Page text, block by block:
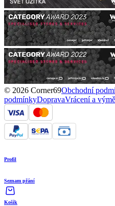
© 2026 Corner69Obchodní
podmínkyDopravaVrácení a
Profil
Seznam přání
Košík